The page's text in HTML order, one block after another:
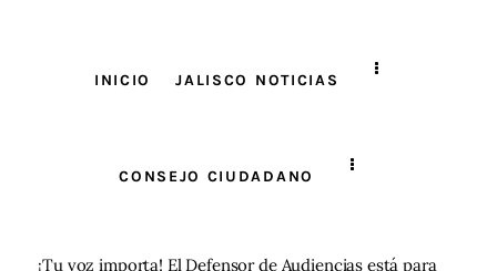
INICIO JALISCO NOTICIAS
CONSEJO CIUDADANO
¡Tu voz importa! El Defensor de Audiencias está para